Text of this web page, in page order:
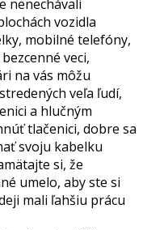
nenechávali
vozidla
mobilné telefóny,
veci,
na vás môžu
veľa ľudí,
a hlučným
tlačenici, dobre sa
svoju kabelku
si, že
umelo, aby ste si
mali ľahšiu prácu